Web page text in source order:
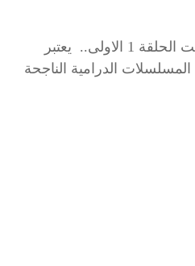
رابط مشاهدة مسلسل بروحهم في البيت الحلقة 1 الاولى.. يعتبر
الدرامية الناجحة